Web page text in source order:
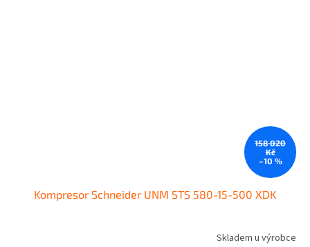
158 020
Kč
–10 %
Kompresor Schneider UNM STS 580-15-500 XDK
Skladem u výrobce